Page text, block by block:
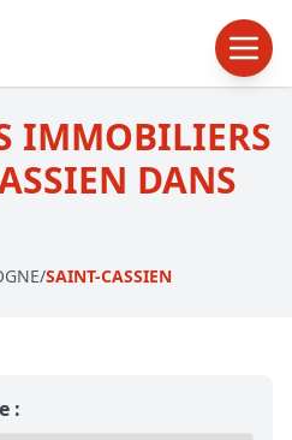
IMMOBILIERS
DANS
/SAINT-CASSIEN
: